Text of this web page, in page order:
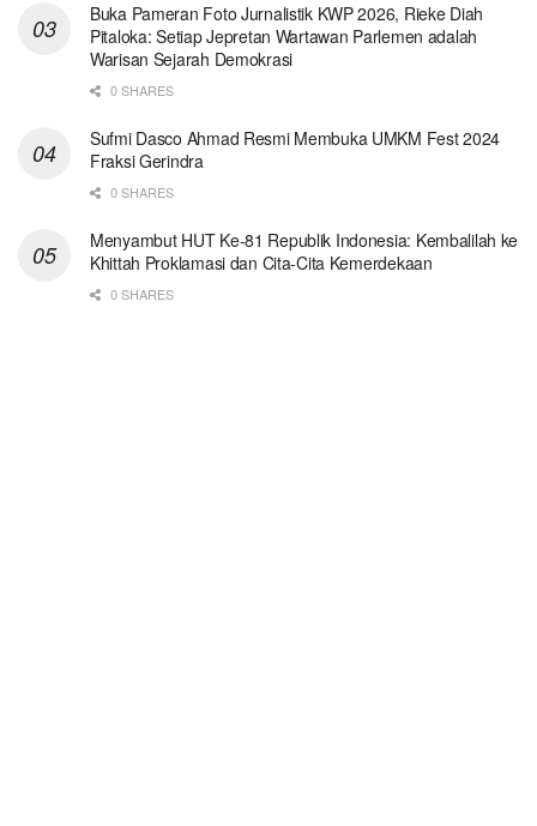
Buka Pameran Foto Jurnalistik KWP 2026, Rieke Diah
Pitaloka: Setiap Jepretan Wartawan Parlemen adalah
Warisan Sejarah Demokrasi
0 SHARES
Sufmi Dasco Ahmad Resmi Membuka UMKM Fest 2024
Fraksi Gerindra
0 SHARES
Menyambut HUT Ke-81 Republik Indonesia: Kembalilah ke
Khittah Proklamasi dan Cita-Cita Kemerdekaan
0 SHARES